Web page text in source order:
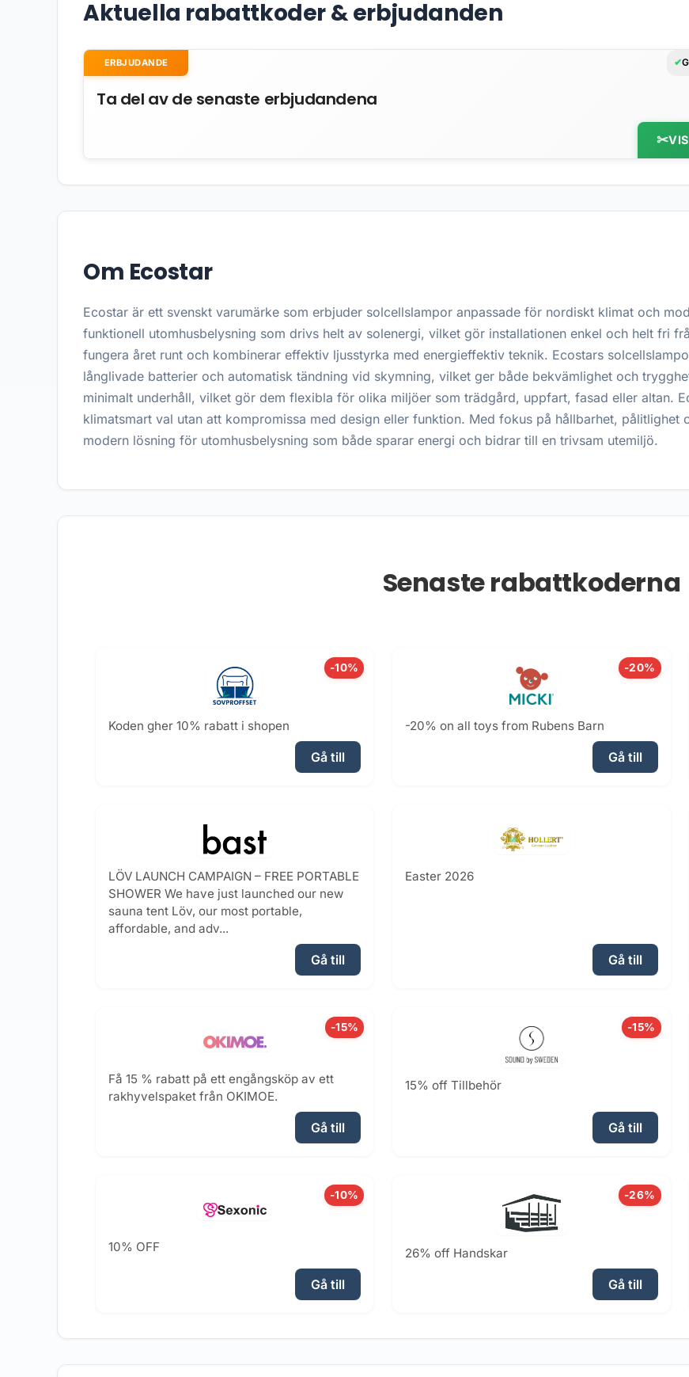
Aktuella rabattkoder & erbjudanden
ERBJUDANDE
Ta del av de senaste erbjudandena
Om Ecostar
Ecostar är ett svenskt varumärke som erbjuder solcellslampor anpassade för nordiskt klimat och
funktionell utomhusbelysning som drivs helt av solenergi, vilket gör installationen enkel och helt fri
fungera året runt och kombinerar effektiv ljusstyrka med energieffektiv teknik. Ecostars
långlivade batterier och automatisk tändning vid skymning, vilket ger både bekvämlighet och
minimalt underhåll, vilket gör dem flexibla för olika miljöer som trädgård, uppfart, fasad eller altan.
klimatsmart val utan att kompromissa med design eller funktion. Med fokus på hållbarhet, pålitlighet
modern lösning för utomhusbelysning som både sparar energi och bidrar till en trivsam utemiljö.
Senaste rabattkoderna
-10%
Koden gher 10% rabatt i shopen
Gå till
-20%
-20% on all toys from Rubens Barn
Gå till
LÖV LAUNCH CAMPAIGN – FREE PORTABLE
SHOWER We have just launched our new
sauna tent Löv, our most portable,
affordable, and adv...
Gå till
Easter 2026
Gå till
-15%
Få 15 % rabatt på ett engångsköp av ett
rakhyvelspaket från OKIMOE.
Gå till
-15%
15% off Tillbehör
Gå till
-10%
10% OFF
Gå till
-26%
26% off Handskar
Gå till